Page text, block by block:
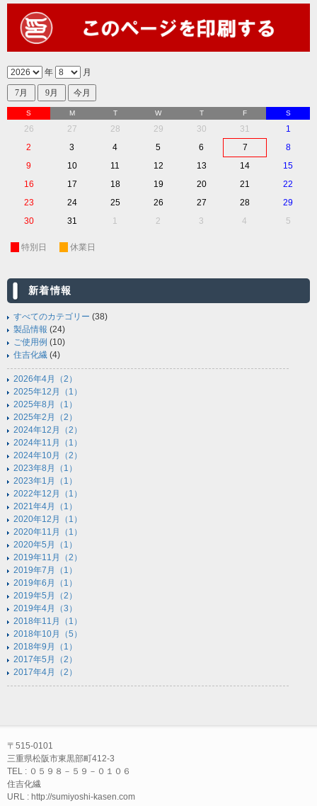
年 月
S M T W T F S
26 27 28 29 30 31
1
2
3 4 5 6 7
8
9
10 11 12 13 14
15
16
17 18 19 20 21
22
23
24 25 26 27 28
29
30
31 1 2 3 4 5
特別日 休業日
新着情報
すべてのカテゴリー (38)
製品情報 (24)
ご使用例 (10)
住吉化繊 (4)
2026年4月（2）
2025年12月（1）
2025年8月（1）
2025年2月（2）
2024年12月（2）
2024年11月（1）
2024年10月（2）
2023年8月（1）
2023年1月（1）
2022年12月（1）
2021年4月（1）
2020年12月（1）
2020年11月（1）
2020年5月（1）
2019年11月（2）
2019年7月（1）
2019年6月（1）
2019年5月（2）
2019年4月（3）
2018年11月（1）
2018年10月（5）
2018年9月（1）
2017年5月（2）
2017年4月（2）
〒515-0101
三重県松阪市東黒部町412-3
TEL : ０５９８－５９－０１０６
住吉化繊
URL : http://sumiyoshi-kasen.com